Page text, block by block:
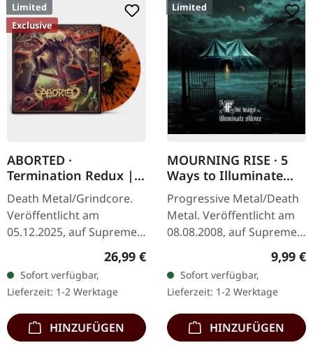
Limited
Exclusive
ABORTED ·
Termination Redux |
ORANGE/BLACK
SPLATTER LP
Death Metal/Grindcore.
Veröffentlicht am
05.12.2025, auf Supreme
Orangenes Vinyl mit
schwarzen Splattern -
"Slash Splatter Vinyl".…
Regulärer Preis:
26,99 €
Sofort verfügbar,
Lieferzeit: 1-2 Werktage
HINZUFÜGEN
Limited
MOURNING RISE · 5
Ways to Illuminate
Silence | DIGIPAK CD
Progressive Metal/Death
Metal. Veröffentlicht am
08.08.2008, auf Supreme
Chaos Records. Limitierte
CD-Version im DigiPak mit
12-seitgem Booklet.…
9,99 €
Sofort verfügbar,
Lieferzeit: 1-2 Werktage
HINZUFÜGEN